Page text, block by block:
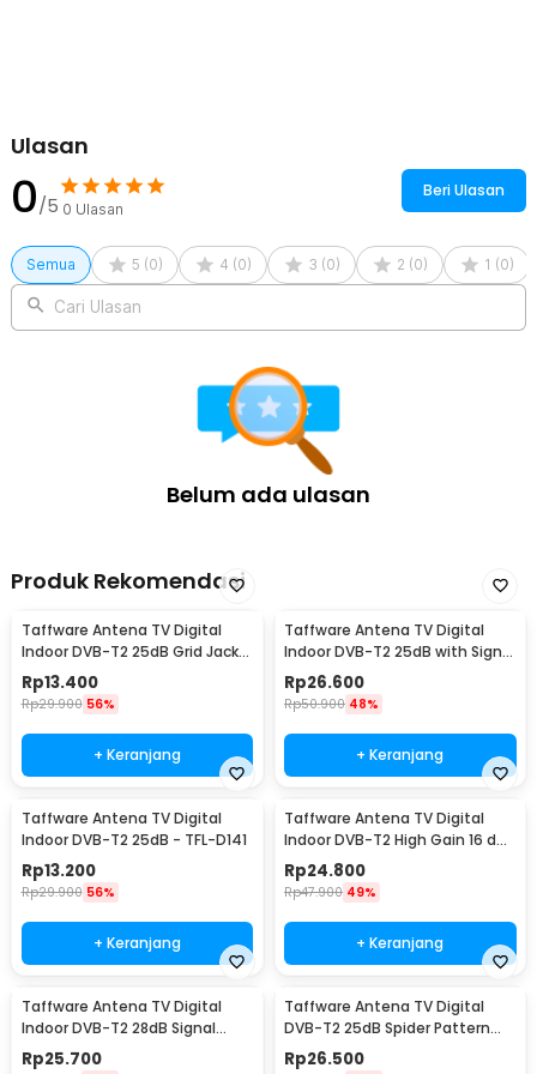
Ulasan
0/5 0 Ulasan
Beri Ulasan
Semua 5 (0) 4 (0) 3 (0) 2 (0) 1 (0)
Cari Ulasan
Belum ada ulasan
Produk Rekomendasi
Taffware Antena TV Digital
Indoor DVB-T2 25dB Grid Jack
Male Plug - TFL-D139
Rp13.400
Rp29.900 56%
+ Keranjang
Taffware Antena TV Digital
Indoor DVB-T2 25dB with Signal
Booster - TFL-D140
Rp26.600
Rp50.900 48%
+ Keranjang
Taffware Antena TV Digital
Indoor DVB-T2 25dB - TFL-D141
Rp13.200
Rp29.900 56%
+ Keranjang
Taffware Antena TV Digital
Indoor DVB-T2 High Gain 16 dBi
- EL0465
Rp24.800
Rp47.900 49%
+ Keranjang
Taffware Antena TV Digital
Indoor DVB-T2 28dB Signal
Booster Amplifer - N0012
Rp25.700
Taffware Antena TV Digital
DVB-T2 25dB Spider Pattern
Signal Booster - TFL-D139
Rp26.500